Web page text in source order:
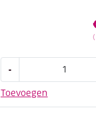
Toevoegen
-
/